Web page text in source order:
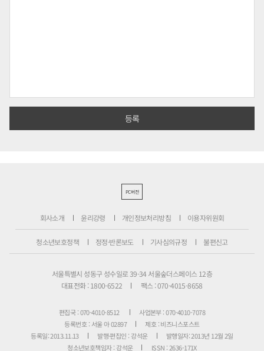
PC버전
회사소개 윤리강령 개인정보처리방침 이용자위원회
청소년보호정책 정정·반론보도 기사심의규정 불편신고
서울특별시 성동구 성수일로 39-34 서울숲더스페이스 12층
대표전화 : 1800-6522
팩스 : 070-4015-8658
편집국 : 070-4010-8512
사업본부 : 070-4010-7078
등록번호 : 서울 아 02897
제호 : 비즈니스포스트
등록일: 2013.11.13
발행·편집인 : 강석운
발행일자: 2013년 12월 2일
청소년보호책임자 : 강석운
ISSN : 2636-171X